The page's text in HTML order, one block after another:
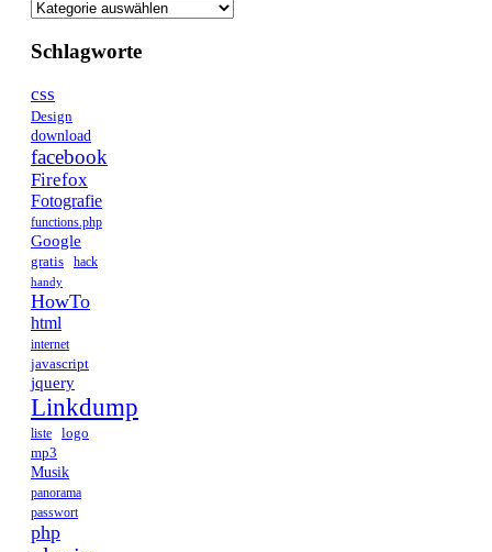
Kategorien
Schlagworte
css
Design
download
facebook
Firefox
Fotografie
functions.php
Google
gratis hack
handy
HowTo
html
internet
javascript
jquery
Linkdump
liste
logo
mp3
Musik
panorama
passwort
php